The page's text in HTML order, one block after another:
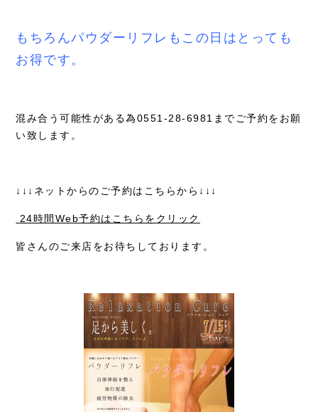
もちろんパウダーリフレもこの日はとっても
お得です。
混み合う可能性がある為0551-28-6981までご予約をお願
い致します。
↓↓↓ネットからのご予約はこちらから↓↓↓
24時間Web予約はこちらをクリック
皆さんのご来店をお待ちしております。